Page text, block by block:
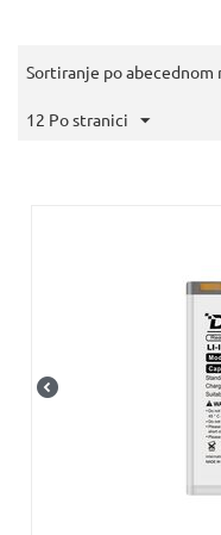
Sortiranje po abecednom
12 Po stranici